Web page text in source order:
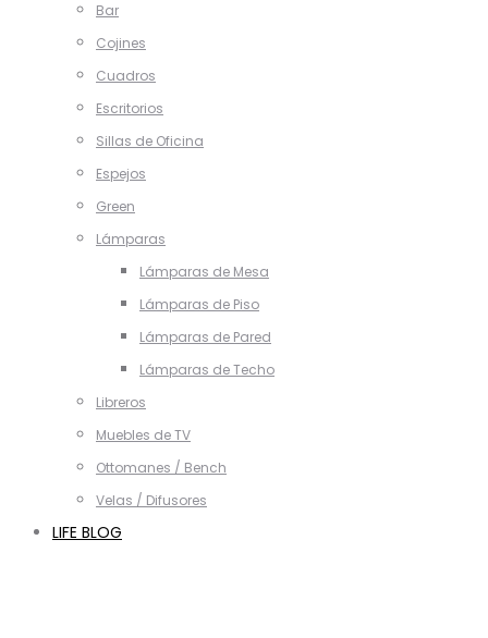
Bar
Cojines
Cuadros
Escritorios
Sillas de Oficina
Espejos
Green
Lámparas
Lámparas de Mesa
Lámparas de Piso
Lámparas de Pared
Lámparas de Techo
Libreros
Muebles de TV
Ottomanes / Bench
Velas / Difusores
LIFE BLOG